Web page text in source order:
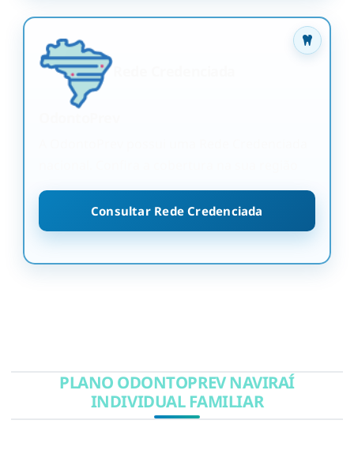
Consultar Rede Credenciada
PLANO ODONTOPREV NAVIRAÍ
INDIVIDUAL FAMILIAR